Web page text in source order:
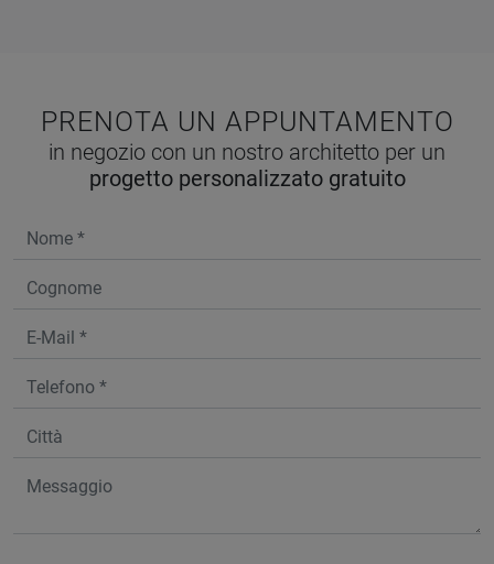
PRENOTA UN APPUNTAMENTO
in negozio con un nostro architetto per un
progetto personalizzato gratuito